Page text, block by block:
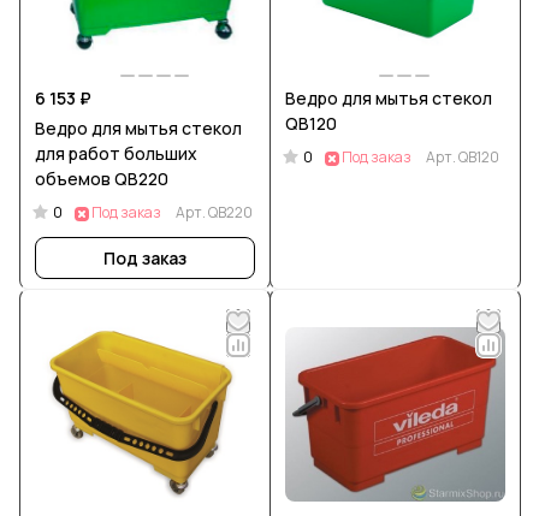
6 153 ₽
Ведро для мытья стекол
для работ больших
объемов QB220
0 Под заказ Арт.QB220
Под заказ
Ведро для мытья стекол
QB120
0 Под заказ Арт.QB120